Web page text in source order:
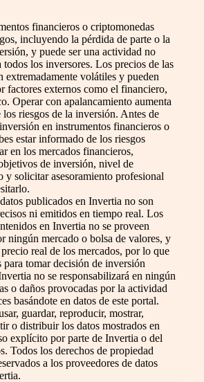
financieros o criptomonedas
incluyendo la pérdida de parte o la
y puede ser una actividad no
todos los inversores. Los precios de las
extremadamente volátiles y pueden
factores externos como el financiero,
Operar con apalancamiento aumenta
riesgos de la inversión. Antes de
en instrumentos financieros o
estar informado de los riesgos
en los mercados financieros,
de inversión, nivel de
y solicitar asesoramiento profesional
publicados en Invertia no son
ni emitidos en tiempo real. Los
en Invertia no se proveen
ningún mercado o bolsa de valores, y
real de los mercados, por lo que
para tomar decisión de inversión
no se responsabilizará en ningún
o daños provocadas por la actividad
basándote en datos de este portal.
guardar, reproducir, mostrar,
o distribuir los datos mostrados en
explícito por parte de Invertia o del
Todos los derechos de propiedad
a los proveedores de datos